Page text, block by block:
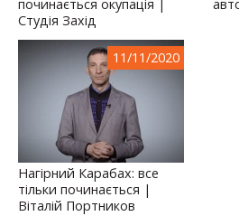
починається окупація |
Студія Захід
11/11/2020
Нагірний Карабах: все
тільки починається |
Віталій Портников